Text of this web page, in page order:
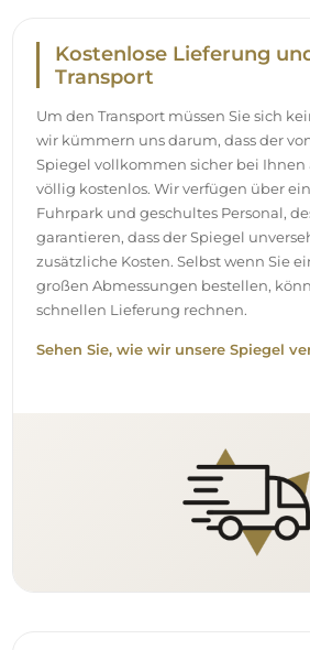
Kostenlose Lieferung
Transport
Um den Transport müssen Sie sich
wir kümmern uns darum, dass der
Spiegel vollkommen sicher bei
völlig kostenlos. Wir verfügen über
Fuhrpark und geschultes Personal,
garantieren, dass der Spiegel
zusätzliche Kosten. Selbst wenn Sie
großen Abmessungen bestellen,
schnellen Lieferung rechnen.
Sehen Sie, wie wir unsere Spiegel